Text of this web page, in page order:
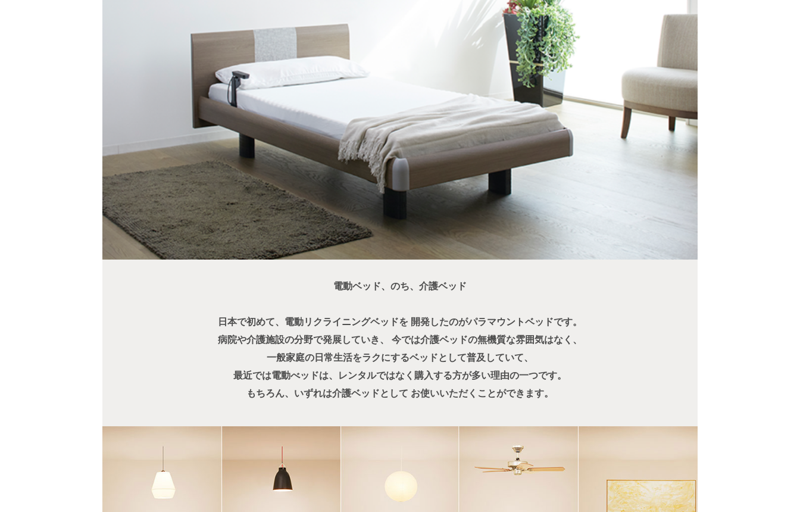
電動ベッド、のち、介護ベッド
日本で初めて、電動リクライニングベッドを 開発したのがパラマウントベッドです。
病院や介護施設の分野で発展していき、
今では介護ベッドの無機質な雰囲気はなく、
一般家庭の日常生活をラクにするベッドとして普及していて、
最近では電動べッドは、レンタルではなく購入する方が多い理由の一つです。
もちろん、いずれは介護ベッドとして お使いいただくことができます。